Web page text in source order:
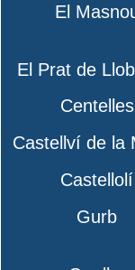
El
El Prat de
Centelles
Castellví de la
Castellolí
Gurb